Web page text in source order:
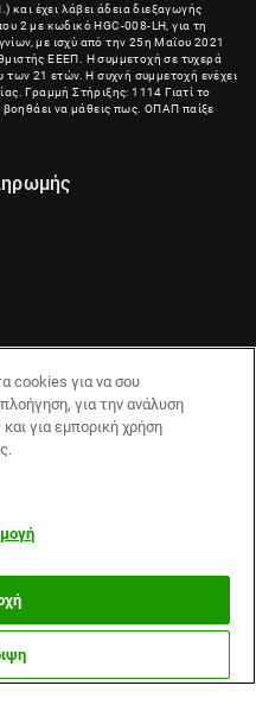
ΔΙΑΓΩΝΙΣΜΟΙ
και έχει λάβει άδεια διεξαγωγής
2 με κωδικό HGC-008-LH, για τη
με ισχύ από την 25η Μαΐου 2021
ΕΕΕΠ. Η συμμετοχή σε τυχερά
των 21 ετών. Η συχνή συμμετοχή ενέχει
Γραμμή Στήριξης: 1114 Γιατί το
βοηθάει να μάθεις πως. ΟΠΑΠ παίξε
cookies για να σου
για την ανάλυση
για εμπορική χρήση